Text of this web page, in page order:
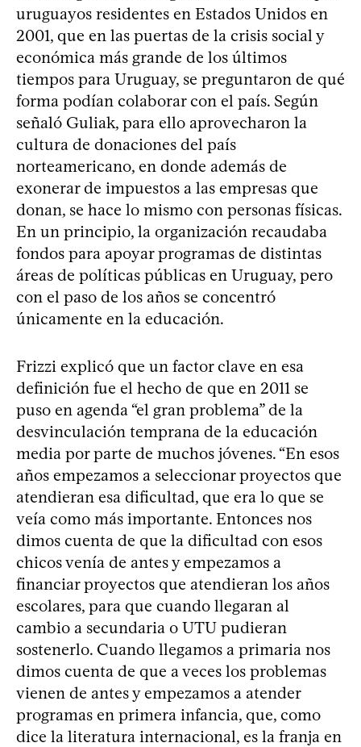
uruguayos residentes en Estados Unidos en
2001, que en las puertas de la crisis social y
económica más grande de los últimos
tiempos para Uruguay, se preguntaron de qué
forma podían colaborar con el país. Según
señaló Guliak, para ello aprovecharon la
cultura de donaciones del país
norteamericano, en donde además de
exonerar de impuestos a las empresas que
donan, se hace lo mismo con personas físicas.
En un principio, la organización recaudaba
fondos para apoyar programas de distintas
áreas de políticas públicas en Uruguay, pero
con el paso de los años se concentró
únicamente en la educación.
Frizzi explicó que un factor clave en esa
definición fue el hecho de que en 2011 se
puso en agenda “el gran problema” de la
desvinculación temprana de la educación
media por parte de muchos jóvenes. “En esos
años empezamos a seleccionar proyectos que
atendieran esa dificultad, que era lo que se
veía como más importante. Entonces nos
dimos cuenta de que la dificultad con esos
chicos venía de antes y empezamos a
financiar proyectos que atendieran los años
escolares, para que cuando llegaran al
cambio a secundaria o UTU pudieran
sostenerlo. Cuando llegamos a primaria nos
dimos cuenta de que a veces los problemas
vienen de antes y empezamos a atender
programas en primera infancia, que, como
dice la literatura internacional, es la franja en